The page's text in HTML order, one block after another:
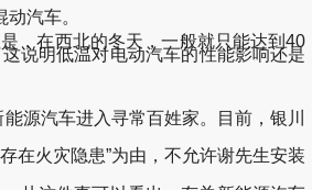
汽车。
，在西北的冬天，一般就只能达到40
说明低温对电动汽车的性能影响还是
汽车进入寻常百姓家。目前，银川
在火灾隐患”为由，不允许谢先生安装